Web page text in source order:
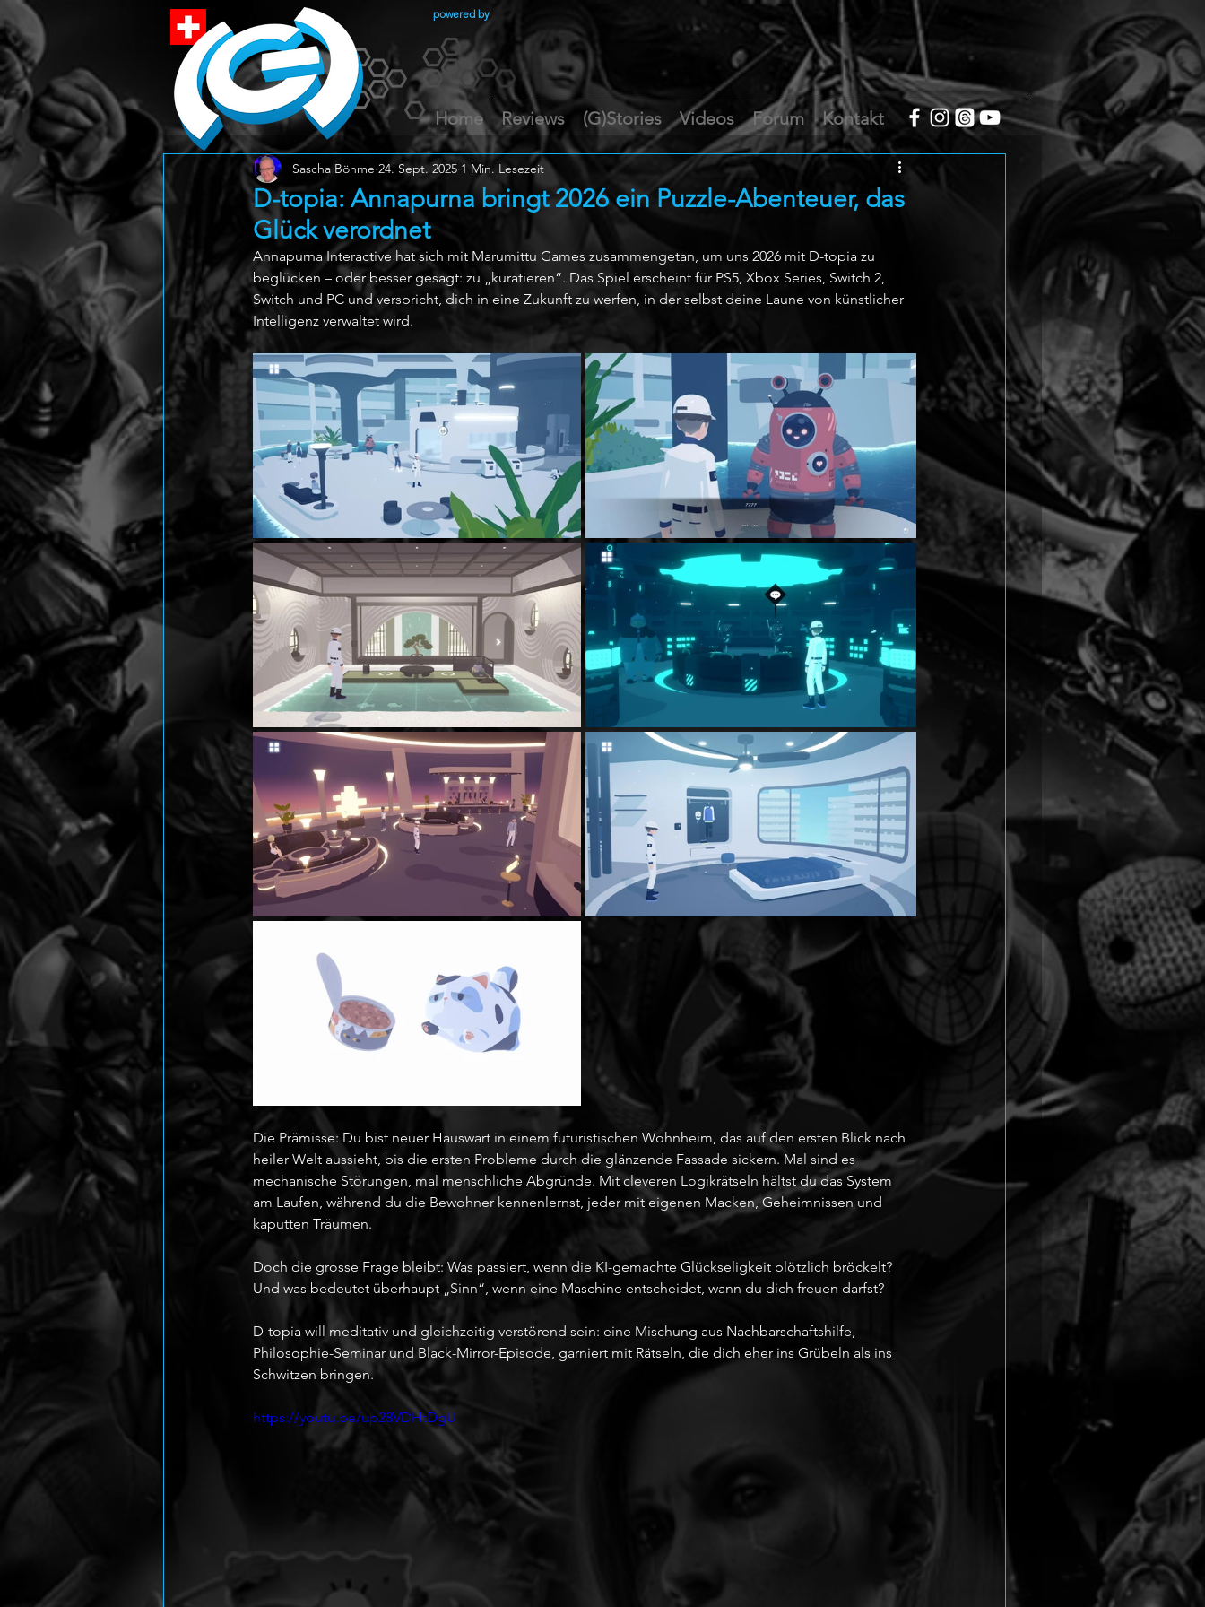
powered by
Home Reviews (G)Stories Videos Forum Kontakt
D-topia: Annapurna bringt 2026 ein Puzzle-Abenteuer, das
Glück verordnet
Sascha Böhme 24. Sept. 2025 1 Min. Lesezeit
Annapurna Interactive hat sich mit Marumittu Games zusammengetan, um uns 2026 mit D-topia zu
beglücken – oder besser gesagt: zu „kuratieren“. Das Spiel erscheint für PS5, Xbox Series, Switch 2,
Switch und PC und verspricht, dich in eine Zukunft zu werfen, in der selbst deine Laune von künstlicher
Intelligenz verwaltet wird.
Die Prämisse: Du bist neuer Hauswart in einem futuristischen Wohnheim, das auf den ersten Blick nach
heiler Welt aussieht, bis die ersten Probleme durch die glänzende Fassade sickern. Mal sind es
mechanische Störungen, mal menschliche Abgründe. Mit cleveren Logikrätseln hältst du das System
am Laufen, während du die Bewohner kennenlernst, jeder mit eigenen Macken, Geheimnissen und
kaputten Träumen.
Doch die grosse Frage bleibt: Was passiert, wenn die KI-gemachte Glückseligkeit plötzlich bröckelt?
Und was bedeutet überhaupt „Sinn“, wenn eine Maschine entscheidet, wann du dich freuen darfst?
D-topia will meditativ und gleichzeitig verstörend sein: eine Mischung aus Nachbarschaftshilfe,
Philosophie-Seminar und Black-Mirror-Episode, garniert mit Rätseln, die dich eher ins Grübeln als ins
Schwitzen bringen.
https://youtu.be/up28VDHtDgU